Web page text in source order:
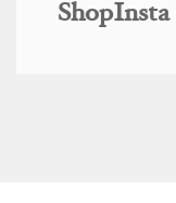
ShopInsta